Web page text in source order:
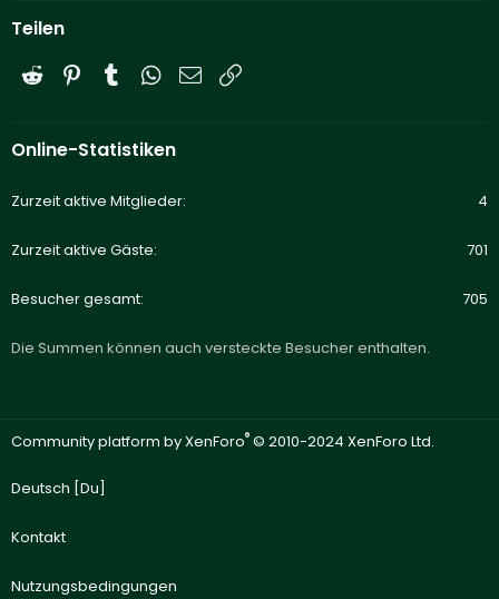
Teilen
Reddit PinterestTumblrWhatsApp
E-Mail
Online-Statistiken
Zurzeit aktive Mitglieder 4
Zurzeit aktive Gäste 701
Besucher gesamt 705
Die Summen können auch versteckte Besucher enthalten.
Community platform by XenForo® © 2010-2024 XenForo Ltd.
Deutsch [Du]
Kontakt
Nutzungsbedingungen